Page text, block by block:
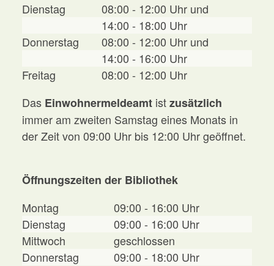
Dienstag
08:00 - 12:00 Uhr und
14:00 - 18:00 Uhr
Donnerstag
08:00 - 12:00 Uhr und
14:00 - 16:00 Uhr
Freitag
08:00 - 12:00 Uhr
Das Einwohnermeldeamt istzusätzlich
immer am zweiten Samstag eines Monats in
der Zeit von 09:00 Uhr bis 12:00 Uhr geöffnet.
Öffnungszeiten der Bibliothek
Montag
09:00 - 16:00 Uhr
Dienstag
09:00 - 16:00 Uhr
Mittwoch
geschlossen
Donnerstag
09:00 - 18:00 Uhr